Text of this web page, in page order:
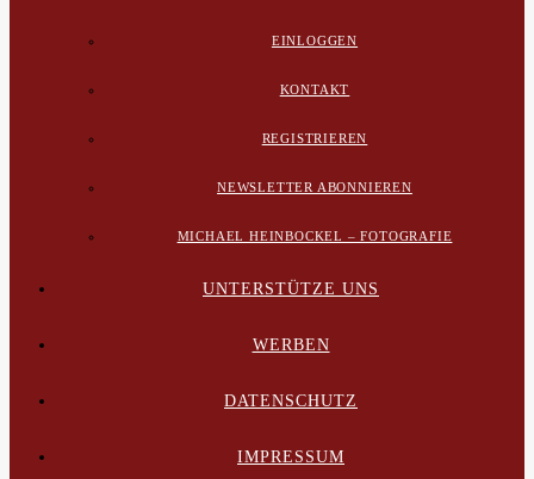
EINLOGGEN
KONTAKT
REGISTRIEREN
NEWSLETTER ABONNIEREN
MICHAEL HEINBOCKEL – FOTOGRAFIE
UNTERSTÜTZE UNS
WERBEN
DATENSCHUTZ
IMPRESSUM